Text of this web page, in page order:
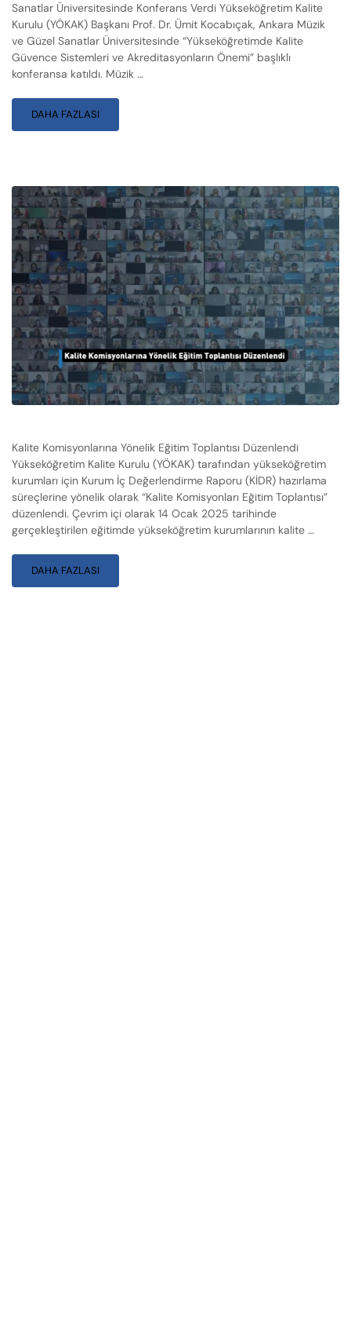
Sanatlar Üniversitesinde Konferans Verdi Yükseköğretim Kalite
Kurulu (YÖKAK) Başkanı Prof. Dr. Ümit Kocabıçak, Ankara Müzik
ve Güzel Sanatlar Üniversitesinde “Yükseköğretimde Kalite
Güvence Sistemleri ve Akreditasyonların Önemi” başlıklı
konferansa katıldı. Müzik …
DAHA FAZLASI
Kalite Komisyonlarına Yönelik Eğitim Toplantısı Düzenlendi
Yükseköğretim Kalite Kurulu (YÖKAK) tarafından yükseköğretim
kurumları için Kurum İç Değerlendirme Raporu (KİDR) hazırlama
süreçlerine yönelik olarak “Kalite Komisyonları Eğitim Toplantısı”
düzenlendi. Çevrim içi olarak 14 Ocak 2025 tarihinde
gerçekleştirilen eğitimde yükseköğretim kurumlarının kalite …
DAHA FAZLASI